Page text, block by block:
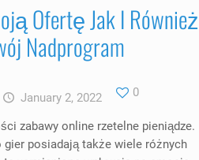
Ofertę Jak I Również
Nadprogram
January 2, 2022 0
zabawy online rzetelne pieniądze.
gier posiadają także wiele różnych